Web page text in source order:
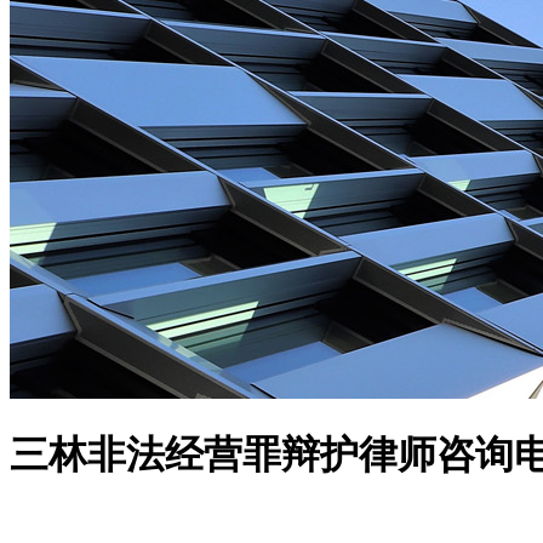
三林非法经营罪辩护律师咨询